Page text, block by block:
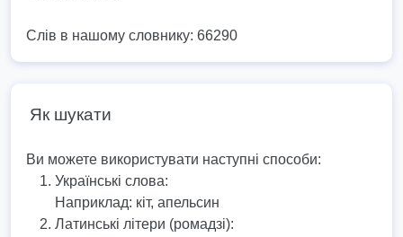
Слів в нашому словнику: 66290
Як шукати
Ви можете використувати наступні способи:
Українські слова:
Наприклад: кіт, апельсин
Латинські літери (ромадзі):